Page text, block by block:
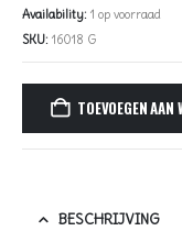
Availability: 1 op voorraad
SKU: 16018 G
TOEVOEGEN AAN
BESCHRIJVING